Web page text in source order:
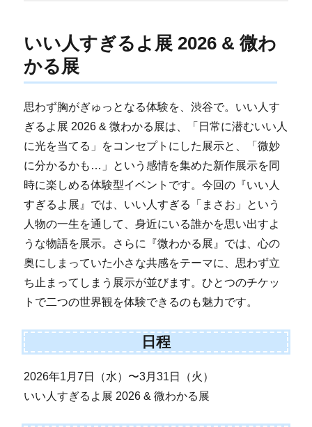
いい人すぎるよ展 2026 & 微わ
かる展
思わず胸がぎゅっとなる体験を、渋谷で。いい人す
ぎるよ展 2026 & 微わかる展は、「日常に潜むいい人
に光を当てる」をコンセプトにした展示と、「微妙
に分かるかも…」という感情を集めた新作展示を同
時に楽しめる体験型イベントです。今回の『いい人
すぎるよ展』では、いい人すぎる「まさお」という
人物の一生を通して、身近にいる誰かを思い出すよ
うな物語を展示。さらに『微わかる展』では、心の
奥にしまっていた小さな共感をテーマに、思わず立
ち止まってしまう展示が並びます。ひとつのチケッ
トで二つの世界観を体験できるのも魅力です。
日程
2026年1月7日（水）〜3月31日（火）
いい人すぎるよ展 2026 & 微わかる展